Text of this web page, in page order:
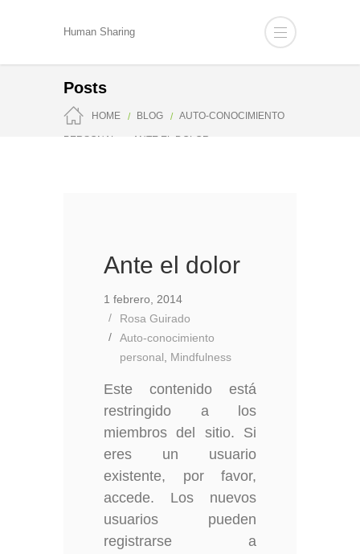
Human Sharing
Posts
HOME BLOG AUTO-CONOCIMIENTO
PERSONAL ANTE EL DOLOR
Ante el dolor
1 febrero, 2014
Rosa Guirado
Auto-conocimiento
personal
Mindfulness
Este contenido está
restringido a los
miembros del sitio. Si
eres un usuario
existente, por favor,
accede. Los nuevos
usuarios pueden
registrarse a